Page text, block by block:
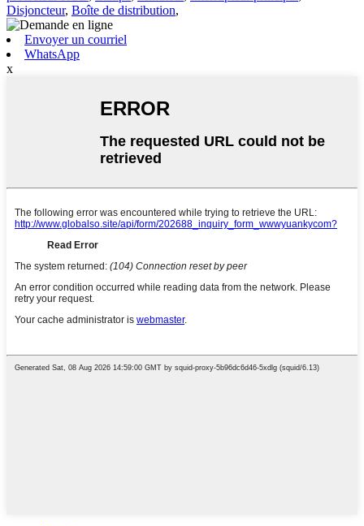
Disjoncteur, Boîte de distribution,
Envoyer un courriel
WhatsApp
x